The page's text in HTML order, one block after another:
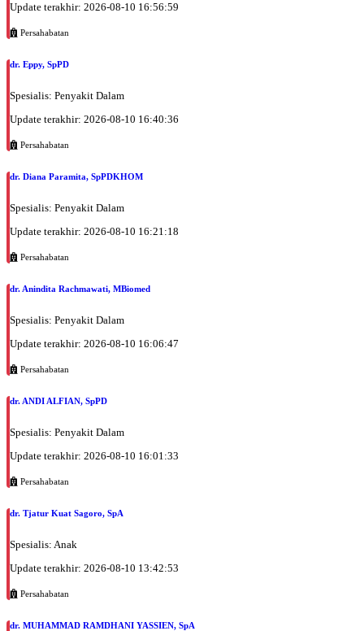
Update terakhir: 2026-08-10 16:56:59
Persahabatan
dr. Eppy, SpPD
Spesialis: Penyakit Dalam
Update terakhir: 2026-08-10 16:40:36
Persahabatan
dr. Diana Paramita, SpPDKHOM
Spesialis: Penyakit Dalam
Update terakhir: 2026-08-10 16:21:18
Persahabatan
dr. Anindita Rachmawati, MBiomed
Spesialis: Penyakit Dalam
Update terakhir: 2026-08-10 16:06:47
Persahabatan
dr. ANDI ALFIAN, SpPD
Spesialis: Penyakit Dalam
Update terakhir: 2026-08-10 16:01:33
Persahabatan
dr. Tjatur Kuat Sagoro, SpA
Spesialis: Anak
Update terakhir: 2026-08-10 13:42:53
Persahabatan
dr. MUHAMMAD RAMDHANI YASSIEN, SpA